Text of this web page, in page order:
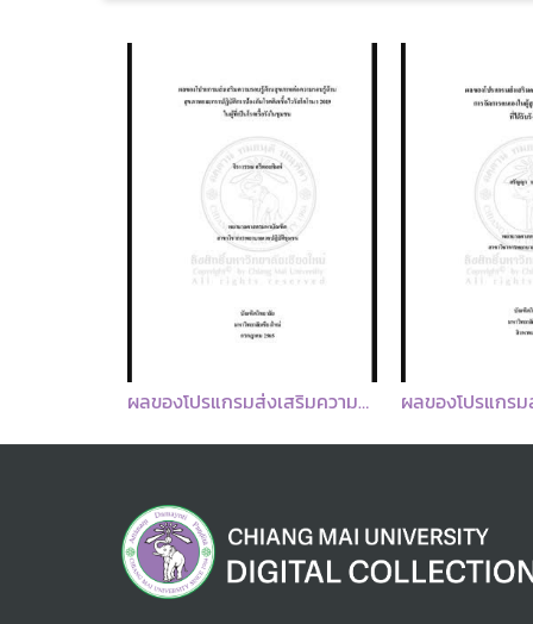
ผลของโปรแกรมส่งเสริมความรอบรู้ด้านสุขภาพต่อความรอบรู้ด้านสุขภาพและการปฏิบัติการป้องกันโรคติดเชื้อไวรัสโคโรนา 2019 ในผู้ที่เป็นโรคเรื้อรังในชุมชน